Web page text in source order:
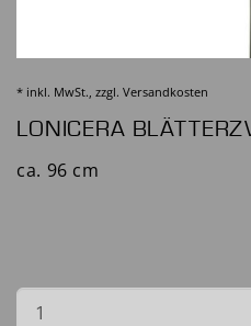
* inkl. MwSt., zzgl. Versandkosten
LONICERA
ca. 96 cm